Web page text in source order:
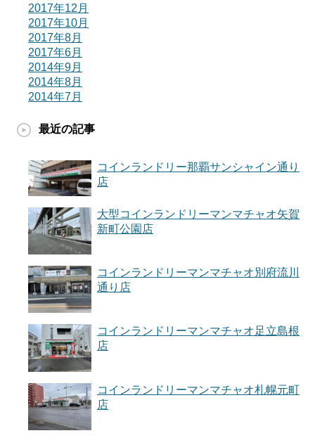
2017年12月
2017年10月
2017年8月
2017年6月
2014年9月
2014年8月
2014年7月
最近の記事
コインランドリー那覇サンシャイン通り
店
大型コインランドリーマンマチャオ矢賀
新町公園店
コインランドリーマンマチャオ別府流川
通り店
コインランドリーマンマチャオ足立島根
店
コインランドリーマンマチャオ札幌元町
店